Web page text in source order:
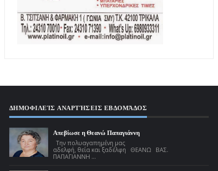
ΔΗΜΟΦΙΛΕΊΣ ΑΝΑΡΤΉΣΕΙΣ ΕΒΔΟΜΆΔΟΣ
Απεβίωσε η Θεανώ Παπαγιάννη
Την πολυαγαπημένη μας
αδελφή, θεία και ξαδέλφη ΘΕΑΝΩ ΒΑΣ.
ΠΑΠΑΓΙΑΝΝΗ ...